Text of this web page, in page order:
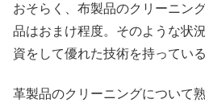
おそらく、布製品のクリーニン
品はおまけ程度。そのような状
資をして優れた技術を持ってい
革製品のクリーニングについて